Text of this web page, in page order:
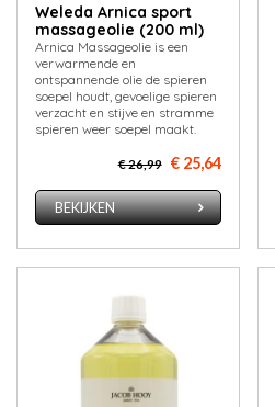
Weleda Arnica sport
massageolie (200 ml)
Arnica Massageolie is een
verwarmende en
ontspannende olie de spieren
soepel houdt, gevoelige spieren
verzacht en stijve en stramme
spieren weer soepel maakt.
€ 26,99 € 25,64
BEKIJKEN